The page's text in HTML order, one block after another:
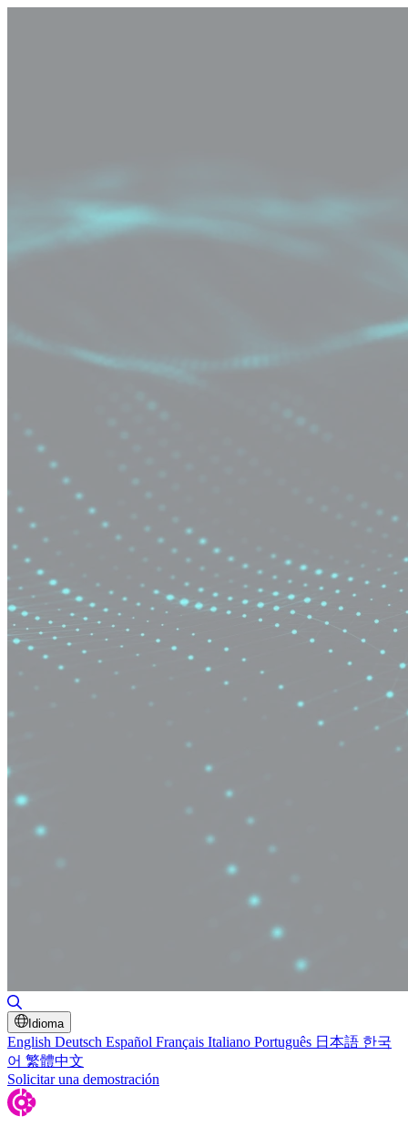
Idioma
English Deutsch Español Français Italiano Português 日本語 한국
어 繁體中文
Solicitar una demostración